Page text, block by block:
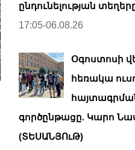
ընդունելության
17:05-06.08.26
Օգոստոսի
հեռակա
գործընթացը. Կարո
(ՏԵՍԱՆՅՈւԹ)